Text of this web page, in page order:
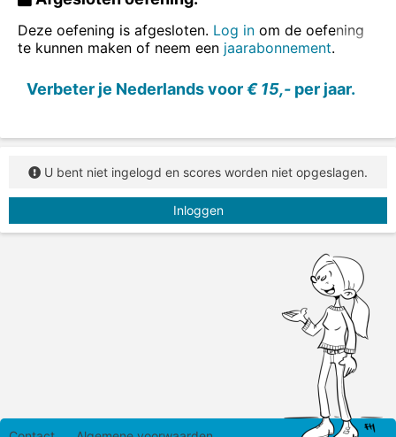
Deze oefening is afgesloten. Log in om de oefening
te kunnen maken of neem een jaarabonnement.
Verbeter je Nederlands voor€ 15,- per jaar.
U bent niet ingelogd en scores worden niet opgeslagen.
Inloggen